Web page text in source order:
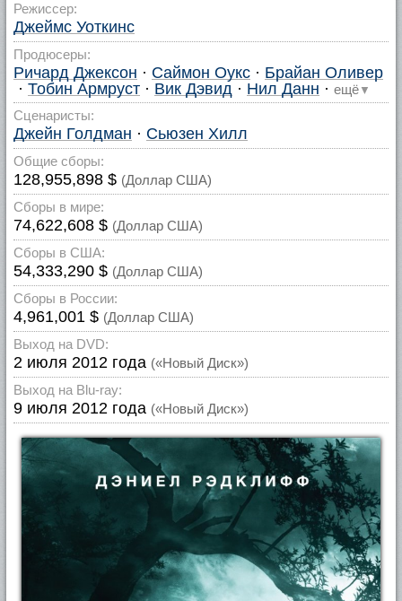
Режиссер:
Джеймс Уоткинс
Продюсеры:
Ричард Джексон · Саймон Оукс · Брайан Оливер
· Тобин Армруст · Вик Дэвид · Нил Данн · ещё ▼
Сценаристы:
Джейн Голдман · Сьюзен Хилл
Общие сборы:
128,955,898 $ (Доллар США)
Сборы в мире:
74,622,608 $ (Доллар США)
Сборы в США:
54,333,290 $ (Доллар США)
Сборы в России:
4,961,001 $ (Доллар США)
Выход на DVD:
2 июля 2012 года («Новый Диск»)
Выход на Blu-ray:
9 июля 2012 года («Новый Диск»)